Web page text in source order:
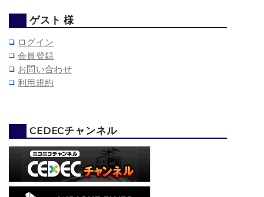
ゲスト 様
ログイン
会員登録
お問い合わせ
利用規約
CEDECチャンネル